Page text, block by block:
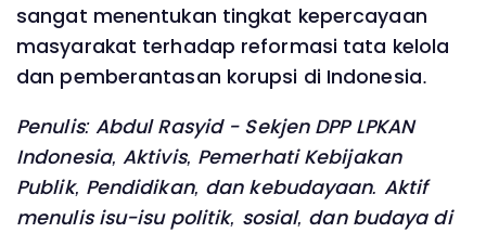
sangat menentukan tingkat kepercayaan
masyarakat terhadap reformasi tata kelola
dan pemberantasan korupsi di Indonesia.
Penulis: Abdul Rasyid - Sekjen DPP LPKAN
Indonesia, Aktivis, Pemerhati Kebijakan
Publik, Pendidikan, dan kebudayaan. Aktif
menulis isu-isu politik, sosial, dan budaya di